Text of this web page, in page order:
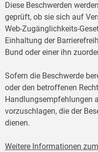
Diese Beschwerden
geprüft, ob sie sich auf
Web-Zugänglichkeits-
Einhaltung der
Bund oder einer ihn
Sofern die Beschwerde
oder den betroffenen
Handlungsempfehlungen
vorzuschlagen, die der
dienen.
Weitere Informationen